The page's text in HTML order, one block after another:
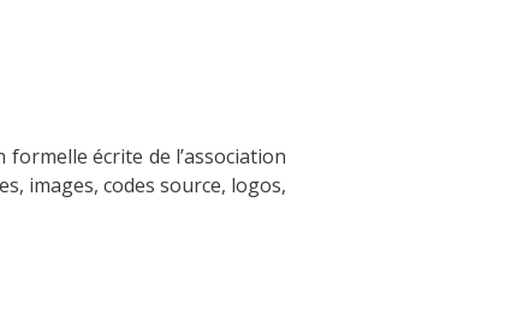
écrite de l’association
images, codes source, logos,